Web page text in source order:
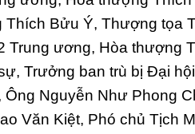
Thích Bửu Ý, Thượng tọa
Trung ương, Hòa thượng
Trưởng ban trù bị Đại
Nguyễn Như Phong
Văn Kiệt, Phó chủ Tịch